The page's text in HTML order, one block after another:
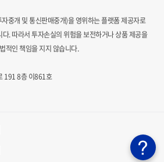
보호예수되어 매각 등에 제한됨(단,
은 가능)을 유의하여 주시기 바랍니
지 않고실물로 발행되어 한국예탁결
투자자의 위탁계좌에 채권잔액이 기
오 크라우드 주식회사에 요청하여
사채권자명부를 발급받을 수 있습니
중개 및 통신판매중개)을 영위하는 플랫폼 제공자로
. 따라서 투자손실의 위험을 보전하거나 상품 제공을
적인 책임을 지지 않습니다.
191 8층 이861호